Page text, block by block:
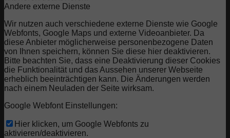
Andere externe Dienste
Wir nutzen auch verschiedene externe Dienste wie Google
Webfonts, Google Maps und externe Videoanbieter. Da
diese Anbieter möglicherweise personenbezogene Daten
von Ihnen speichern, können Sie diese hier deaktivieren.
Bitte beachten Sie, dass eine Deaktivierung dieser Cookies
die Funktionalität und das Aussehen unserer Webseite
erheblich beeinträchtigen kann. Die Änderungen werden
nach einem Neuladen der Seite wirksam.
Google Webfont Einstellungen:
Hier klicken, um Google Webfonts zu
aktivieren/deaktivieren.